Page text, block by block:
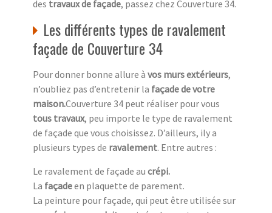
des travaux de façade, passez chez Couverture 34.
Les différents types de ravalement
façade de Couverture 34
Pour donner bonne allure à vos murs extérieurs,
n’oubliez pas d’entretenir la façade de votre
maison.Couverture 34 peut réaliser pour vous
tous travaux, peu importe le type de ravalement
de façade que vous choisissez. D’ailleurs, ily a
plusieurs types de ravalement. Entre autres :
Le ravalement de façade au crépi.
La façadeen plaquette de parement.
La peinture pour façade, qui peut être utilisée sur